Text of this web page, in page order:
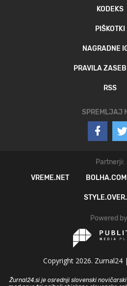
KODEKS
PIŠKOTKI
NAGRADNE
PRAVILA
RSS
SPREMLJAJ
Partnerji:
VREME.NET
BOLHA.COM
Powered
Copyright 2026. Zurnal24 |
Žurnal24.si je osrednji slovenski